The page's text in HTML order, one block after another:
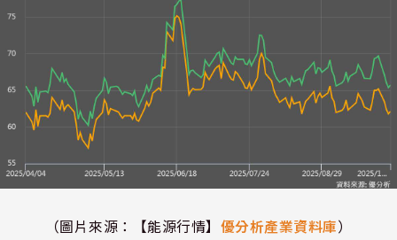
（圖片來源：【能源行情】 優分析產業資料庫）